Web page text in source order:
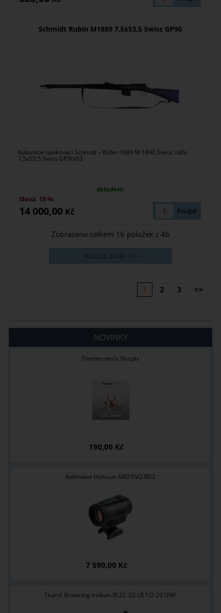
Schmidt Rubin M1889 7,5x53,5 Swiss GP90
Kulovnice opakovací Schmidt – Rubin 1889 M.1890 Swiss, ráže
7,5x53,5 Swiss GP90/03
skladem
14 000,00 Kč
Sleva 15 %
Zobrazeno celkem 16 položek z 46
1 2 3 >>
NOVINKY
Thermo terče Nocpix
190,00 Kč
Kolimátor Holosun ARO EVO RD2
7 590,00 Kč
Tlumič Browning Iridium IR.22 .22 LR 1/2-20 UNF